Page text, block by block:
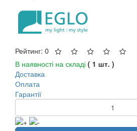
Рейтинг: 0
В наявності на складі ( 1 шт. )
Доставка
Оплата
Гарантії